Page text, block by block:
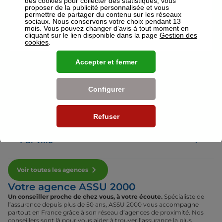
Voir plus
Nos établissements
Par département
Par ville
Voir toutes les agences
Votre agence ASSU 2000
Un conseiller proche de chez vous, à votre écoute. Spécialiste de
l’assurance depuis plus de 50 ans, ASSU 2000 vous accompagne
partout en France grâce à son réseau d’agences de proximité. Nos
conseillers sont là pour vous aider à trouver l’assurance la plus
proposer de la publicité personnalisée et vous
permettre de partager du contenu sur les réseaux
sociaux. Nous conservons votre choix pendant 13
mois. Vous pouvez changer d’avis à tout moment en
cliquant sur le lien disponible dans la page Gestion des
cookies
Refuser
Configurer
Accepter et fermer